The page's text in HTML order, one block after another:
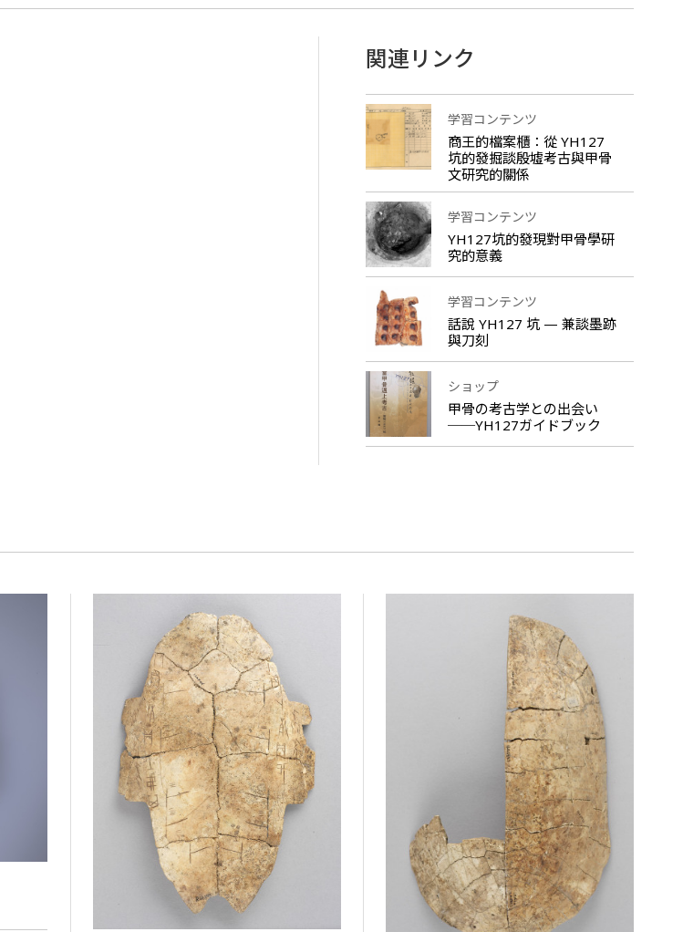
関連リンク
学習コンテンツ
商王的檔案櫃：從 YH127
坑的發掘談殷墟考古與甲骨
文研究的關係
学習コンテンツ
YH127坑的發現對甲骨學研
究的意義
学習コンテンツ
話說 YH127 坑 — 兼談墨跡
與刀刻
ショップ
甲骨の考古学との出会い
──YH127ガイドブック